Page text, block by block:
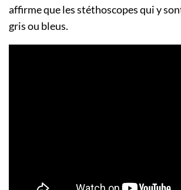
affirme que les stéthoscopes qui y
gris ou bleus.